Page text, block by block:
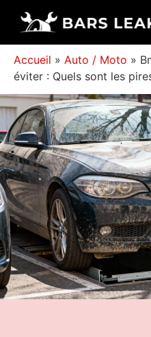
Accueil » Auto / Moto »
éviter : Quels sont les